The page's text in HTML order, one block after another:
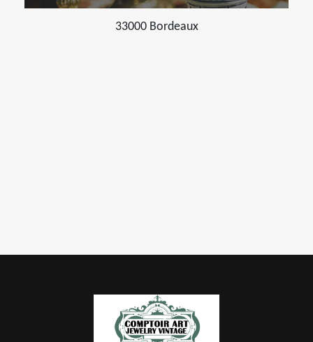
33000 Bordeaux